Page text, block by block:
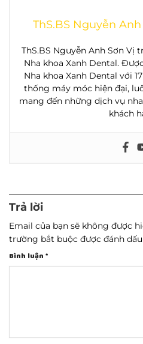
ThS.BS Nguyễn
ThS.BS Nguyễn Anh Sơn Vị
Nha khoa Xanh Dental.
Nha khoa Xanh Dental với
thống máy móc hiện đại,
mang đến những dịch vụ
khách
Trả lời
Email của bạn sẽ không được
trường bắt buộc được đánh dấu
Bình luận *